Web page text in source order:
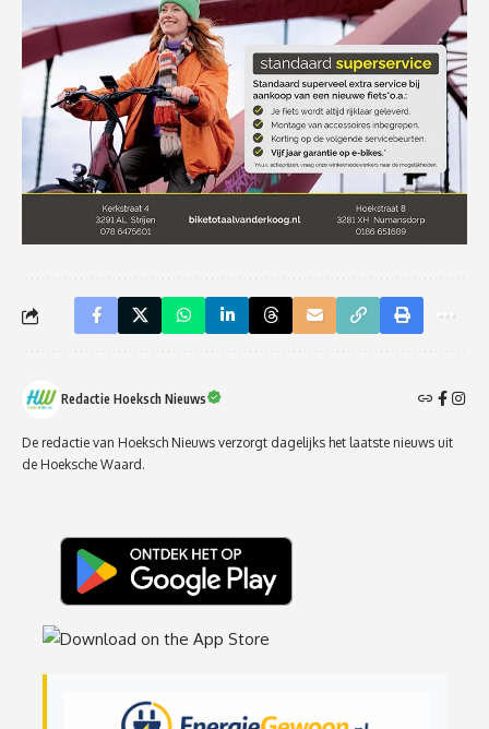
Redactie Hoeksch Nieuws
De redactie van Hoeksch Nieuws verzorgt dagelijks het laatste nieuws uit
de Hoeksche Waard.